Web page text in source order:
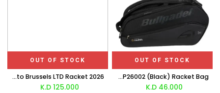
OUT OF STOCK
Bullpadel Pablo Cardona Premier Padel Vertex Geo BPP26002 (Black) Racket Bag
46.000
OUT OF STOCK
Bullpadel Neuron 02 Edge Fede Chingotto Brussels LTD Racket 2026
125.000